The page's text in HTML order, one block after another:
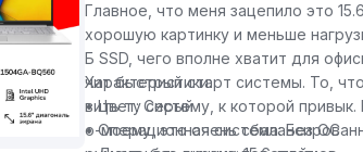
Главное, что меня зацепило это
хорошую картинку и меньше
Б SSD, чего вполне хватит для
чит быстрый старт системы. То,
вить ту систему, к которой
о-моему, это очень
Характеристики:
• Цвет: Серый
• Операционная система: Без ОС